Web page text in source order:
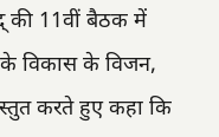
की 11वीं बैठक में
के विकास के विजन,
करते हुए कहा कि